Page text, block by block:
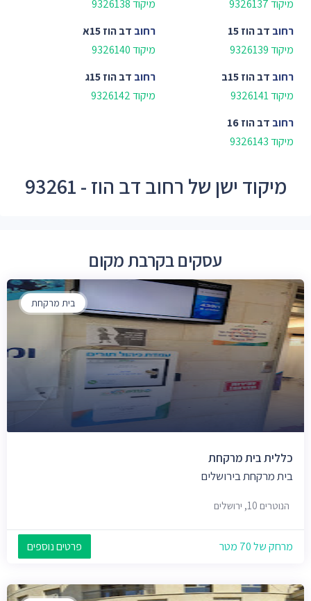
מיקוד 9326137
מיקוד 9326138
רחוב דב הוז 15
מיקוד 9326139
רחוב דב הוז 15א
מיקוד 9326140
רחוב דב הוז 15ב
מיקוד 9326141
רחוב דב הוז 15ג
מיקוד 9326142
רחוב דב הוז 16
מיקוד 9326143
מיקוד ישן של רחוב דב הוז - 93261
עסקים בקרבת מקום
בית מרקחת
כללית בית מרקחת
בית מרקחת בירושלים
הנוטרים 10, ירושלים
מרחק של 70 מטר פרטים נוספים